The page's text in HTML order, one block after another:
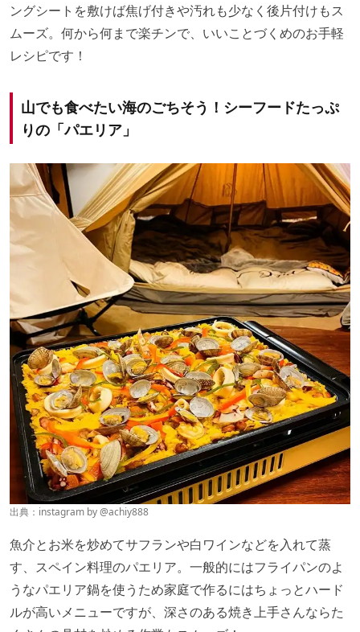
ングシートを敷けば焦げ付きや汚れも少なく後片付けもス
ムーズ。何から何まで楽チンで、いいことづくめのお手軽
レシピです！
山でも食べたい海のごちそう！シーフードたっぷ
りの「パエリア」
出典：instagram by@achiy888
魚介とお米を炒めてサフランや白ワインなどを入れて蒸
す、スペイン料理のパエリア。一般的にはフライパンのよ
うなパエリア鍋を使うため家庭で作るにはちょっとハード
ルが高いメニューですが、深さのある焼き上手さんならた